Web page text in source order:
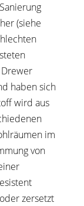
(siehe
haben sich
wird aus
im
von
zersetzt